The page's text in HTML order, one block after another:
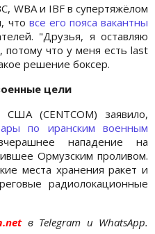
WBA и IBF в супертяжёлом
что все его пояса вакантны
"Друзья, я оставляю
потому что у меня есть last
решение боксер.
цели
США (CENTCOM) заявило,
по иранским военным
нападение на
Ормузским проливом.
места хранения ракет и
радиолокационные
в Telegram и WhatsApp.